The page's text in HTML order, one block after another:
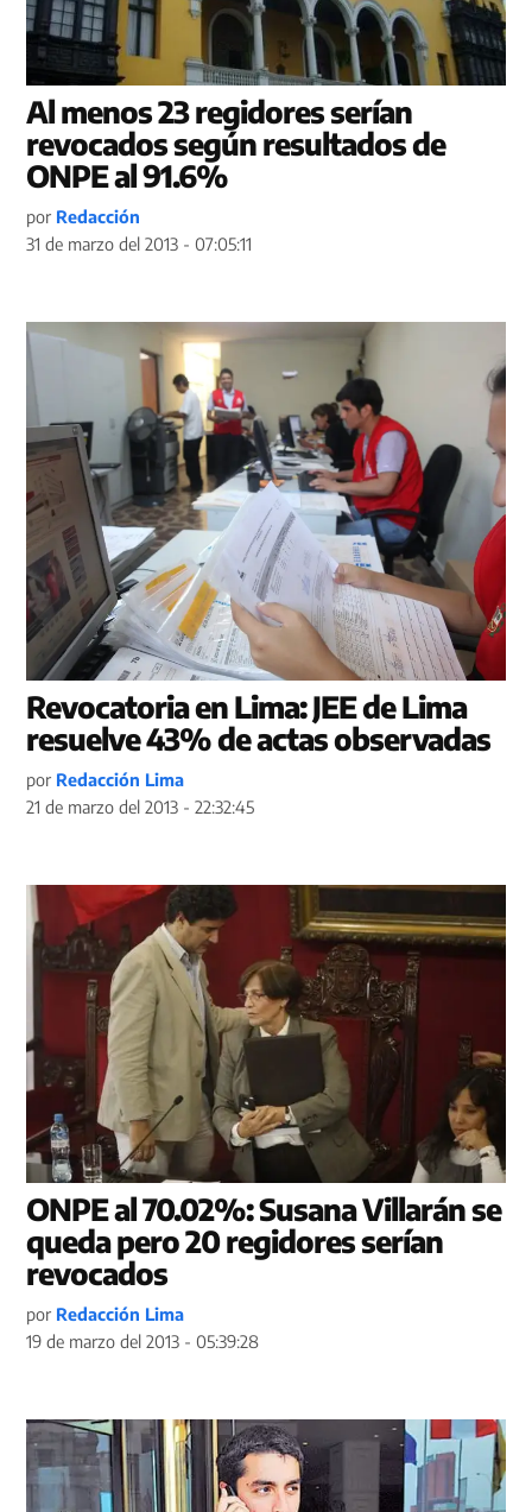
Al menos 23 regidores serían
revocados según resultados de
ONPE al 91.6%
por Redacción
31 de marzo del 2013 - 07:05:11
Revocatoria en Lima: JEE de Lima
resuelve 43% de actas observadas
por Redacción Lima
21 de marzo del 2013 - 22:32:45
ONPE al 70.02%: Susana Villarán se
queda pero 20 regidores serían
revocados
por Redacción Lima
19 de marzo del 2013 - 05:39:28